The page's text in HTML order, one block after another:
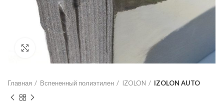
Нажмите, чтобы увеличить
Главная Вспененный полиэтилен IZOLON IZOLON AUTO